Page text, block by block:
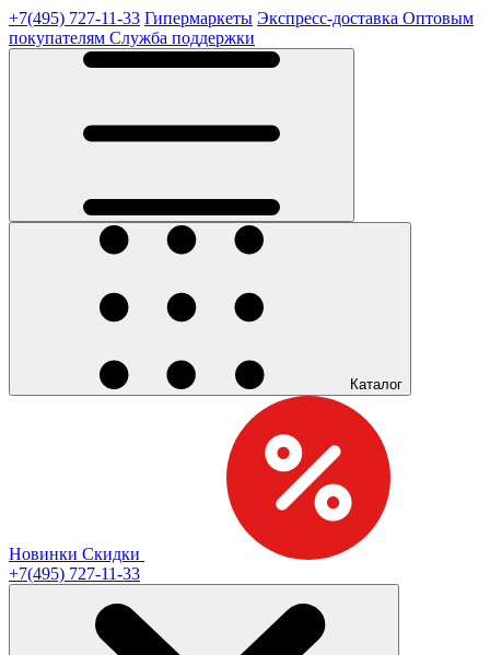
+7(495) 727-11-33 Гипермаркеты Экспресс-доставка Оптовым
покупателям Служба поддержки
Каталог
Новинки Скидки
+7(495) 727-11-33